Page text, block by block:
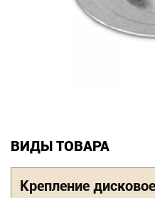
Оформление заказа
+7
(831)
ВИДЫ ТОВАРА
Крепление